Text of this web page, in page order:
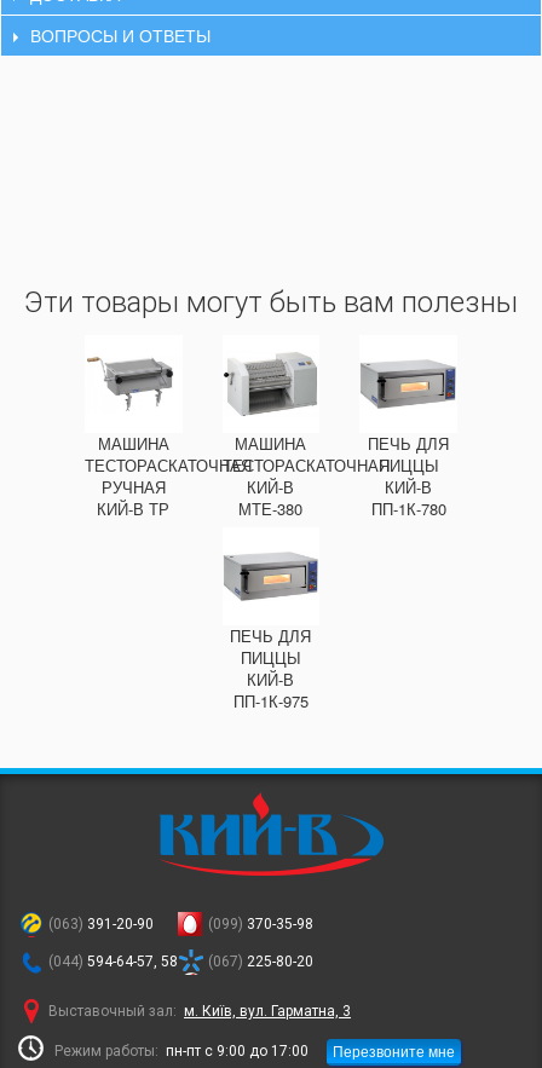
ВОПРОСЫ И ОТВЕТЫ
Эти товары могут быть вам полезны
МАШИНА
ТЕСТОРАСКАТОЧНАЯ
РУЧНАЯ
КИЙ-В ТР
МАШИНА
ТЕСТОРАСКАТОЧНАЯ
КИЙ-В
МТЕ-380
ПЕЧЬ ДЛЯ
ПИЦЦЫ
КИЙ-В
ПП-1К-780
ПЕЧЬ ДЛЯ
ПИЦЦЫ
КИЙ-В
ПП-1К-975
(063) 391-20-90
(044) 594-64-57, 58
(099) 370-35-98
(067) 225-80-20
Выставочный зал: м. Київ, вул. Гарматна, 3
Режим работы: пн-пт с 9:00 до 17:00 Перезвоните мне